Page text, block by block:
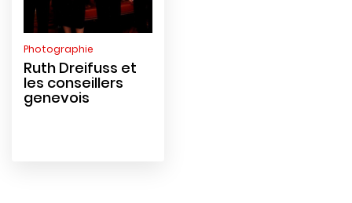
Photographie
Ruth Dreifuss et
les conseillers
genevois